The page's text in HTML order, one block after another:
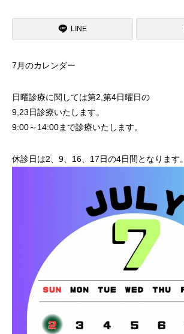
LINE
7月のカレンダー
日曜診療に関しては第2,第4日曜日の
9,23日診療いたします。
9:00～14:00まで診療いたします。
休診日は2、9、16、17日の4日間となります。